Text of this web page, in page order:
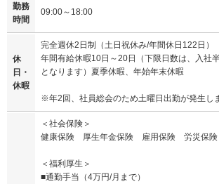
勤務
時間
09:00～18:00
休
日・
休暇
完全週休2日制（土日祝休み/年間休日122日）
年間有給休暇10日～20日（下限日数は、入社
となります）夏季休暇、年始年末休暇
※年2回、社員総会のため土曜日出勤が発生し
＜社会保険＞
健康保険 厚生年金保険 雇用保険 労災保
＜福利厚生＞
■通勤手当（4万円/月まで）